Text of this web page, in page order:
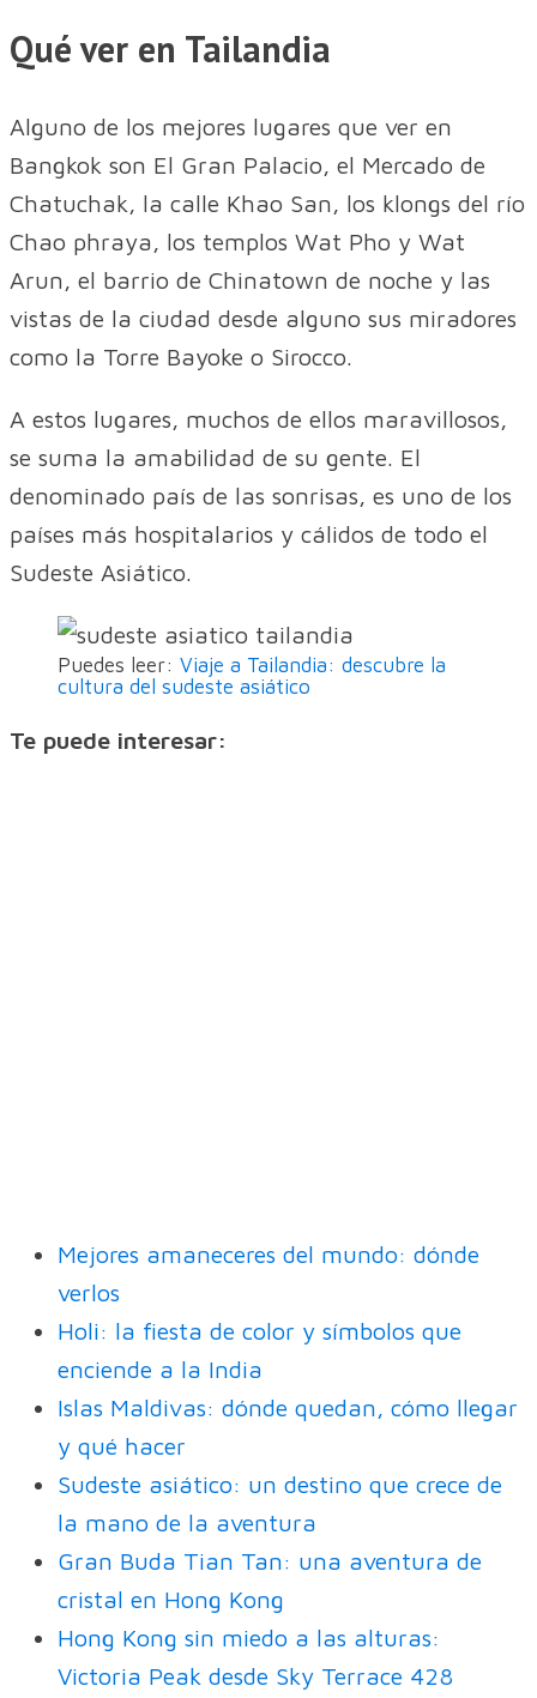
Qué ver en Tailandia
Alguno de los mejores lugares que ver en
Bangkok son El Gran Palacio, el Mercado de
Chatuchak, la calle Khao San, los klongs del río
Chao phraya, los templos Wat Pho y Wat
Arun, el barrio de Chinatown de noche y las
vistas de la ciudad desde alguno sus miradores
como la Torre Bayoke o Sirocco.
A estos lugares, muchos de ellos maravillosos,
se suma la amabilidad de su gente. El
denominado país de las sonrisas, es uno de los
países más hospitalarios y cálidos de todo el
Sudeste Asiático.
Puedes leer: Viaje a Tailandia: descubre la
cultura del sudeste asiático
Te puede interesar:
Mejores amaneceres del mundo: dónde
verlos
Holi: la fiesta de color y símbolos que
enciende a la India
Islas Maldivas: dónde quedan, cómo llegar
y qué hacer
Sudeste asiático: un destino que crece de
la mano de la aventura
Gran Buda Tian Tan: una aventura de
cristal en Hong Kong
Hong Kong sin miedo a las alturas:
Victoria Peak desde Sky Terrace 428